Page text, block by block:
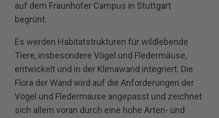
auf dem Fraunhofer Campus in Stuttgart
begrünt.
Es werden Habitatstrukturen für wildlebende
Tiere, insbesondere Vögel und Fledermäuse,
entwickelt und in der Klimawand integriert. Die
Flora der Wand wird auf die Anforderungen der
Vögel und Fledermäuse angepasst und zeichnet
sich allem voran durch eine hohe Arten- und